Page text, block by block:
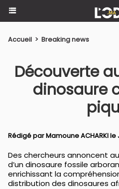
Accueil > Breaking news
Découverte
dinosaure
Rédigé parMamoune ACHARKIle
Des chercheurs annoncent
d’un dinosaure fossile
enrichissant la
distribution des dinosaures